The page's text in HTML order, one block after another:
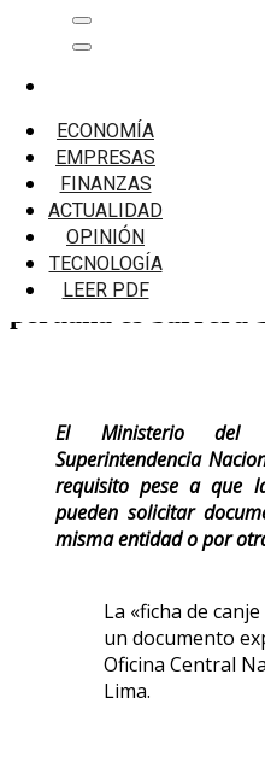
Menú
principal
ECONOMÍA
EMPRESAS
FINANZAS
ACTUALIDAD
OPINIÓN
TECNOLOGÍA
LEER PDF
Indecopi: Exigir ficha
tramitar nacionalidad
burocrática ilegal
Indecopi: Exigir
internacional para
El Ministerio del
Superintendencia
requisito pese a que
pueden solicitar
misma entidad o por
La «ficha de
un documento
Oficina Central
Lima.